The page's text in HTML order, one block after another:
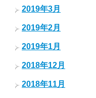
2019年3月
2019年2月
2019年1月
2018年12月
2018年11月